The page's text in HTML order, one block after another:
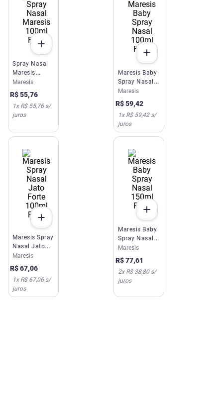
Spray Nasal
Maresis
100ml FQM
Maresis
R$55,76
1x R$ 55,76 s/
juros
Maresis Baby
Spray Nasal
100ml FQM
Maresis
R$59,42
1x R$ 59,42s/
juros
Maresis Spray
Nasal Jato
Forte 100ml
FQM
Maresis
R$67,06
1x R$ 67,06 s/
juros
Maresis Baby
Spray Nasal
150ml FQM
Maresis
R$77,61
2x R$ 38,80s/
juros